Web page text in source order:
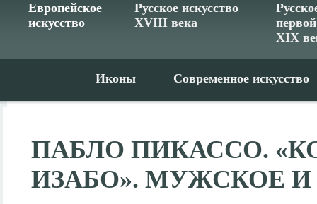
Европейское
искусство
Русское искусство
XVIII века
XIX
Иконы Современное искусство
ПАБЛО ПИКАССО.
ИЗАБО». МУЖСКОЕ